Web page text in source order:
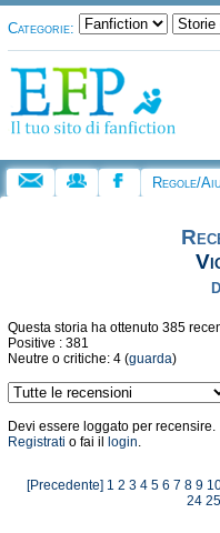
Categorie:
Regole/
Questa storia ha ottenuto 385
Positive : 381
Neutre o critiche: 4 (guarda)
Devi essere loggato per recensire.
Registrati o fai il login.
[Precedente] 1 2 3 4 5 6 7 8 9
24 25